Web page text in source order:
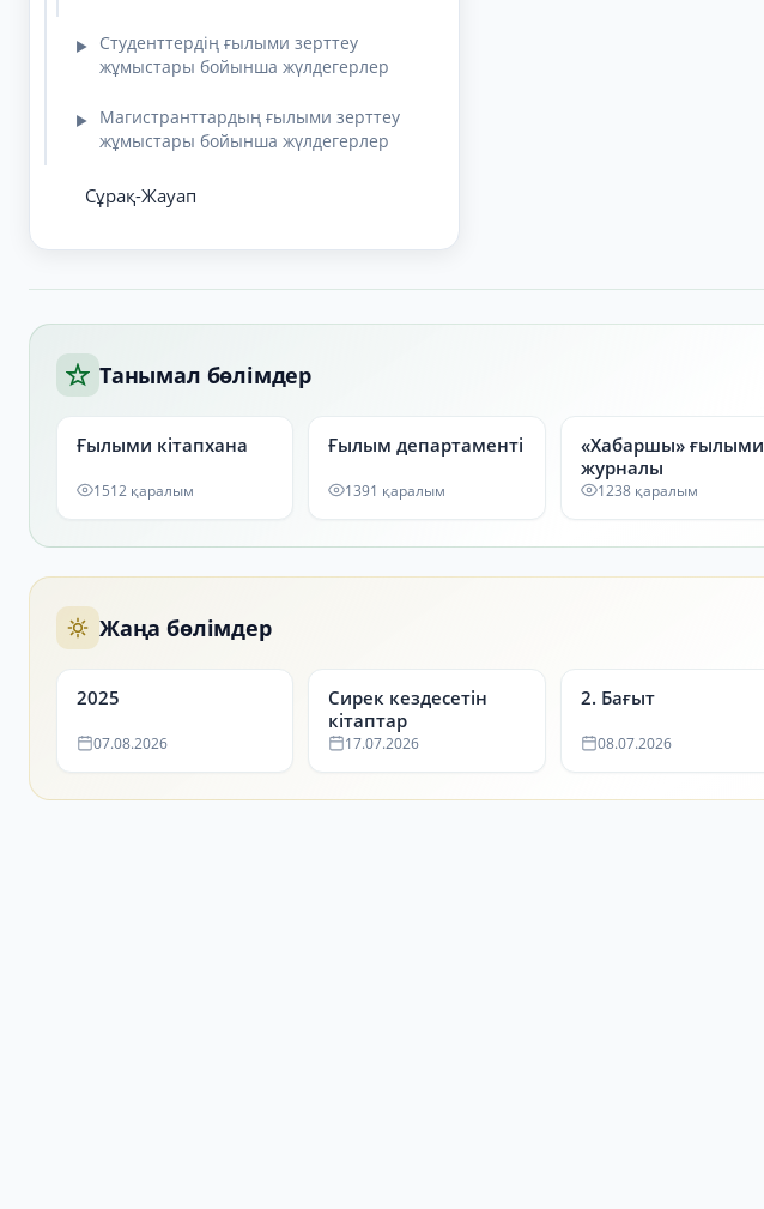
▶
Студенттердің ғылыми зерттеу
жұмыстары бойынша жүлдегерлер
▶
Магистранттардың ғылыми зерттеу
жұмыстары бойынша жүлдегерлер
Сұрақ-Жауап
Танымал бөлімдер
Ғылыми кітапхана
1512 қаралым
Ғылым департаменті
1391 қаралым
«Хабаршы» ғылыми
журналы
1238 қаралым
Жаңа бөлімдер
2025
07.08.2026
Сирек кездесетін
кітаптар
17.07.2026
2. Бағыт
08.07.2026